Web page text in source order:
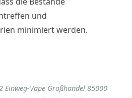
und
minimiert werden.